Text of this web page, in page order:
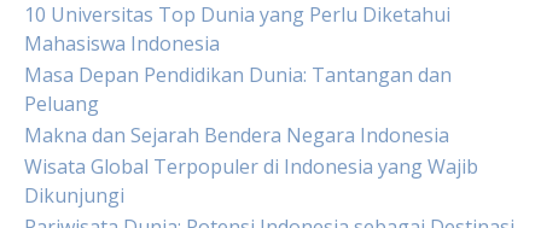
10 Universitas Top Dunia yang Perlu Diketahui
Mahasiswa Indonesia
Masa Depan Pendidikan Dunia: Tantangan dan
Peluang
Makna dan Sejarah Bendera Negara Indonesia
Wisata Global Terpopuler di Indonesia yang Wajib
Dikunjungi